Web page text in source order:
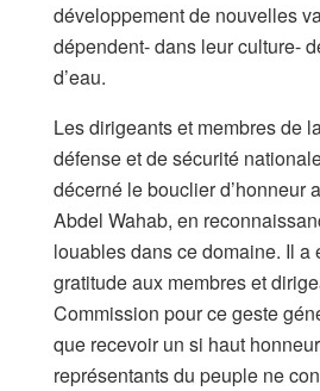
développement de nouvelles
dépendent- dans leur culture-
d’eau.
Les dirigeants et membres de
défense et de sécurité
décerné le bouclier d’honneur
Abdel Wahab, en
louables dans ce domaine. Il a
gratitude aux membres et
Commission pour ce geste
que recevoir un si haut
représentants du peuple ne